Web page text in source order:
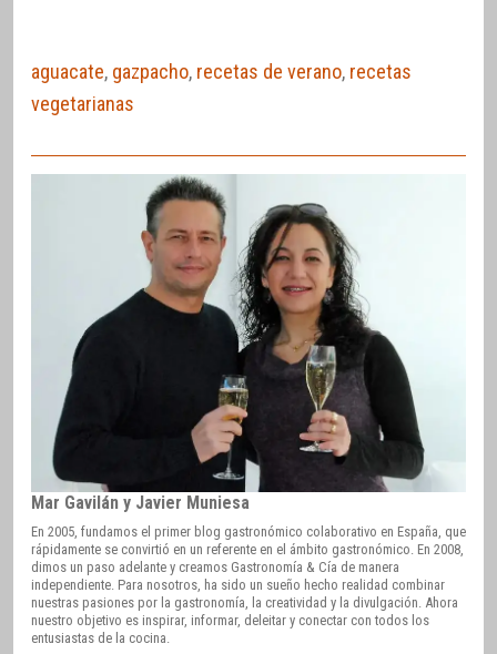
aguacate, gazpacho, recetas de verano, recetas
vegetarianas
Mar Gavilán y Javier Muniesa
En 2005, fundamos el primer blog gastronómico colaborativo en España, que
rápidamente se convirtió en un referente en el ámbito gastronómico. En 2008,
dimos un paso adelante y creamos Gastronomía & Cía de manera
independiente. Para nosotros, ha sido un sueño hecho realidad combinar
nuestras pasiones por la gastronomía, la creatividad y la divulgación. Ahora
nuestro objetivo es inspirar, informar, deleitar y conectar con todos los
entusiastas de la cocina.